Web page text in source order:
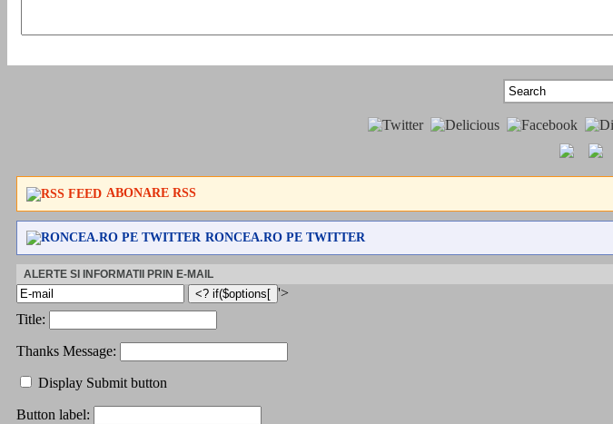
ABONARE RSS
RONCEA.RO PE TWITTER
ALERTE SI INFORMATII PRIN E-MAIL
'>
Title:
Thanks Message:
Display Submit button
Button label: